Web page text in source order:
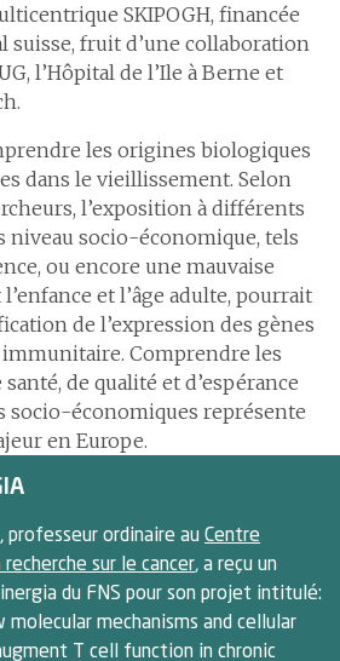
SKIPOGH, financée
suisse, fruit d’une collaboration
l’Hôpital de l’Ile à Berne et
les origines biologiques
dans le vieillissement. Selon
l’exposition à différents
niveau socio-économique, tels
ou encore une mauvaise
et l’âge adulte, pourrait
de l’expression des gènes
Comprendre les
de qualité et d’espérance
socio-économiques représente
en Europe.
professeur ordinaire au Centre
sur le cancer, a reçu un
du FNS pour son projet intitulé:
mechanisms and cellular
T cell function in chronic